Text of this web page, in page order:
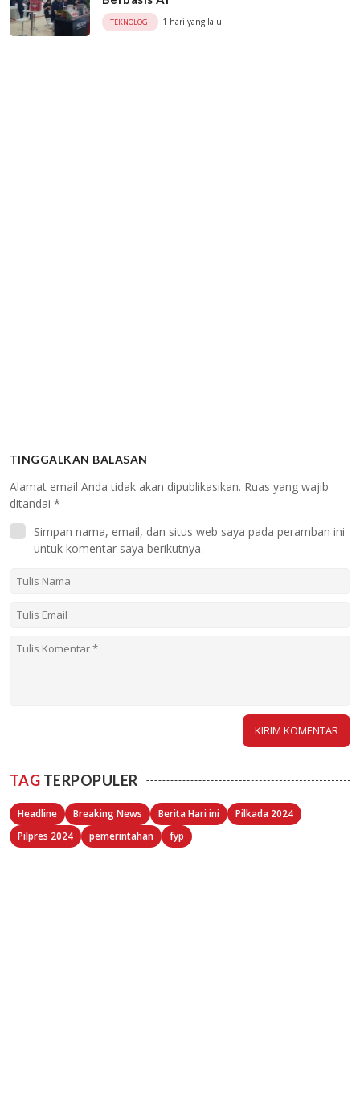
TEKNOLOGI 1 hari yang lalu
TINGGALKAN BALASAN
Alamat email Anda tidak akan dipublikasikan. Ruas yang wajib
ditandai *
Simpan nama, email, dan situs web saya pada peramban ini
untuk komentar saya berikutnya.
TAG TERPOPULER
Headline Breaking News Berita Hari ini
Pilkada 2024
Pilpres 2024
pemerintahan fyp